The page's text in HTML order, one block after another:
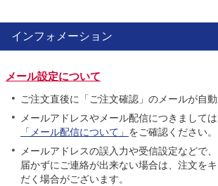
インフォメーション
メール設定について
ご注文直後に「ご注文確認」のメールが自動
メールアドレスやメール配信につきまして
「メール配信について」 をご確認ください。
メールアドレスの誤入力や受信設定などで
届かずにご連絡が出来ない場合は、注文を
だく場合がございます。